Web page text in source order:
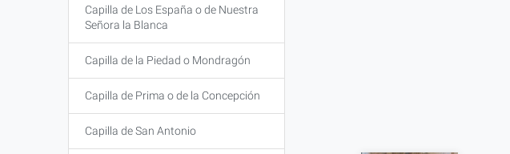
Capilla de Los España o de Nuestra
Señora la Blanca
Capilla de la Piedad o Mondragón
Capilla de Prima o de la Concepción
Capilla de San Antonio